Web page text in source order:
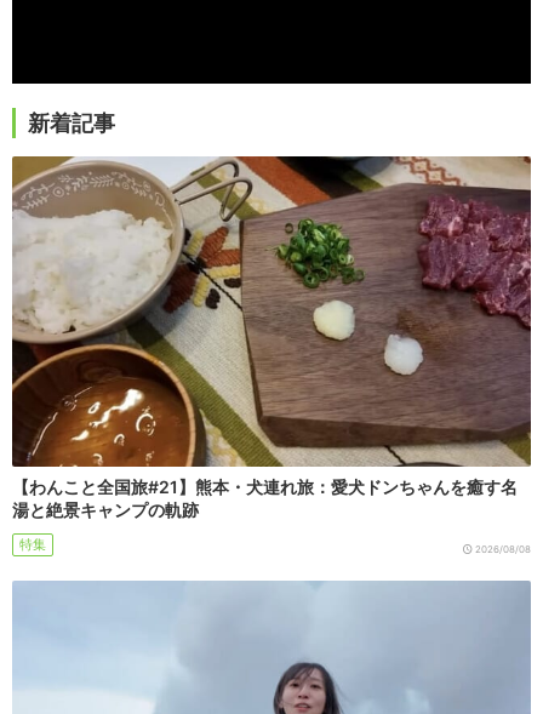
新着記事
【わんこと全国旅#21】熊本・犬連れ旅：愛犬ドンちゃんを癒す名
湯と絶景キャンプの軌跡
特集 2026/08/08